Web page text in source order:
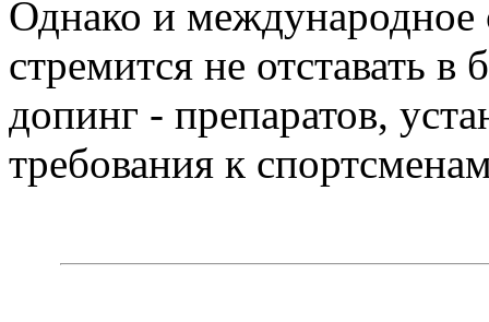
Однако и международное
стремится не отставать
допинг - препаратов,
требования к